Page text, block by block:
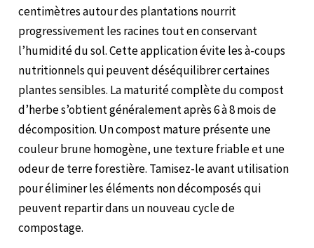
centimètres autour des plantations nourrit
progressivement les racines tout en conservant
l’humidité du sol. Cette application évite les à-coups
nutritionnels qui peuvent déséquilibrer certaines
plantes sensibles. La maturité complète du compost
d’herbe s’obtient généralement après 6 à 8 mois de
décomposition. Un compost mature présente une
couleur brune homogène, une texture friable et une
odeur de terre forestière. Tamisez-le avant utilisation
pour éliminer les éléments non décomposés qui
peuvent repartir dans un nouveau cycle de
compostage.